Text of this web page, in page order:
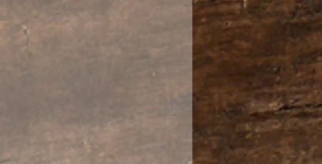
проведения чайной
а также для
в компании